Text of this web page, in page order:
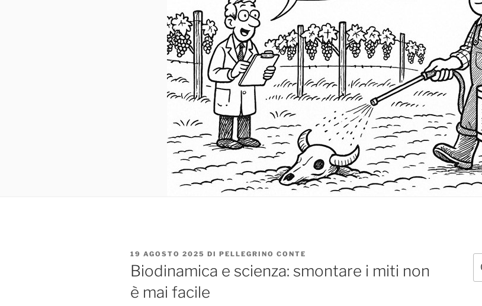
PUBBLICATO
IL
19 AGOSTO 2025 DI PELLEGRINO CONTE
Biodinamica e scienza: smontare i miti non
è mai facile